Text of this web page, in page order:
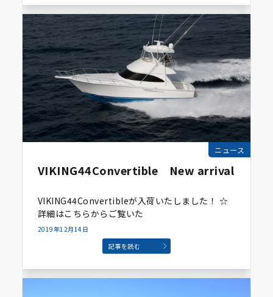
ニュース
VIKING44Convertible New arrival
VIKING44Convertibleが入荷いたしました！ ☆
詳細はこちらからご覧いた
2019年12月14日
記事を読む